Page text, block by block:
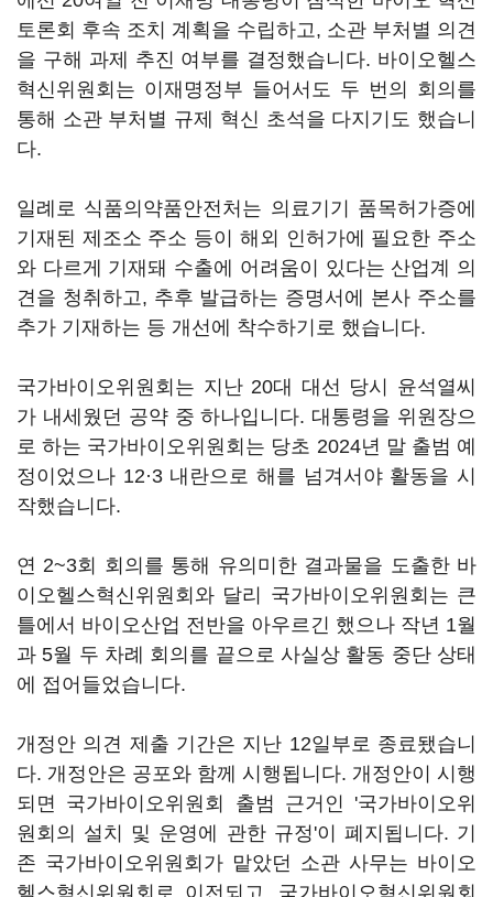
토론회 후속 조치 계획을 수립하고, 소관 부처별 의견
을 구해 과제 추진 여부를 결정했습니다. 바이오헬스
혁신위원회는 이재명정부 들어서도 두 번의 회의를
통해 소관 부처별 규제 혁신 초석을 다지기도 했습니
다.
일례로 식품의약품안전처는 의료기기 품목허가증에
기재된 제조소 주소 등이 해외 인허가에 필요한 주소
와 다르게 기재돼 수출에 어려움이 있다는 산업계 의
견을 청취하고, 추후 발급하는 증명서에 본사 주소를
추가 기재하는 등 개선에 착수하기로 했습니다.
국가바이오위원회는 지난 20대 대선 당시 윤석열씨
가 내세웠던 공약 중 하나입니다. 대통령을 위원장으
로 하는 국가바이오위원회는 당초 2024년 말 출범 예
정이었으나 12·3 내란으로 해를 넘겨서야 활동을 시
작했습니다.
연 2~3회 회의를 통해 유의미한 결과물을 도출한 바
이오헬스혁신위원회와 달리 국가바이오위원회는 큰
틀에서 바이오산업 전반을 아우르긴 했으나 작년 1월
과 5월 두 차례 회의를 끝으로 사실상 활동 중단 상태
에 접어들었습니다.
개정안 의견 제출 기간은 지난 12일부로 종료됐습니
다. 개정안은 공포와 함께 시행됩니다. 개정안이 시행
되면 국가바이오위원회 출범 근거인 '국가바이오위
원회의 설치 및 운영에 관한 규정'이 폐지됩니다. 기
존 국가바이오위원회가 맡았던 소관 사무는 바이오
헬스혁신위원회로 이전되고, 국가바이오혁신위원회